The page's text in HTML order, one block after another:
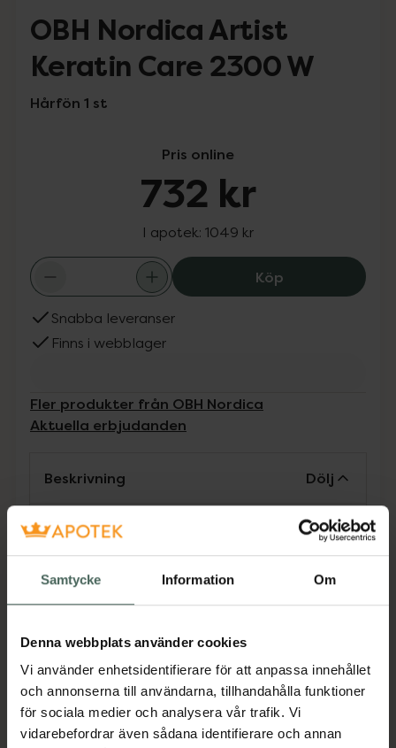
Samtycke Information Om
Denna webbplats använder cookies
Vi använder enhetsidentifierare för att anpassa innehållet
och annonserna till användarna, tillhandahålla funktioner
för sociala medier och analysera vår trafik. Vi
vidarebefordrar även sådana identifierare och annan
OBH Nordica Artist
Keratin Care 2300 W
Hårfön 1 st
Pris online
732 kr
I apotek: 1049 kr
KöpOBH Nordica
Snabba leveranser
Finns i webblager
Fler produkter från OBH Nordica
Aktuella erbjudanden
Beskrivning Dölj
Föna och styla ditt hår med omtanke! Med
håret samtidigt som du minimerar risken för
slitage. Hårfönens keratin- och tourmalin-
adderar extra glans. Keratin Care är utrustad
fönmunstycke, för maximalt luftflöde och
precision. 3 olika värmeinställningar, 2
hastigheter samt kalluftsfunktion. 3 m lång
sladd för extra flexibel styling.